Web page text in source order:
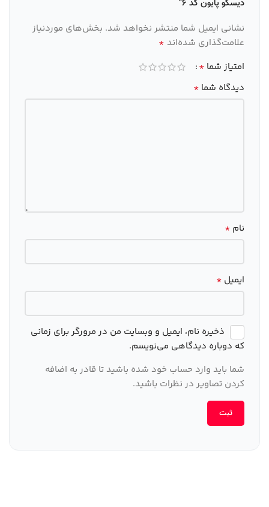
دیسکو پایون کد 6”
نشانی ایمیل شما منتشر نخواهد شد. بخش‌های موردنیاز
علامت‌گذاری شده‌اند *
امتیاز شما *
دیدگاه شما *
نام *
ایمیل *
ذخیره نام، ایمیل و وبسایت من در مرورگر برای زمانی
که دوباره دیدگاهی می‌نویسم.
شما باید وارد حساب خود شده باشید تا قادر به اضافه
کردن تصاویر در نظرات باشید.